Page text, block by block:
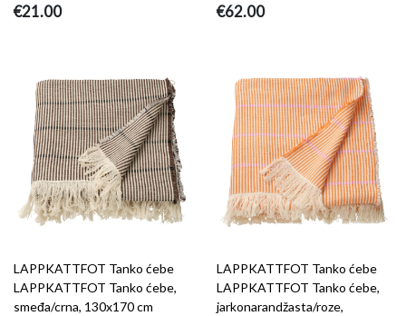
€21.00 €62.00
LAPPKATTFOT Tanko ćebe
LAPPKATTFOT Tanko ćebe,
smeđa/crna, 130x170 cm
LAPPKATTFOT Tanko ćebe
LAPPKATTFOT Tanko ćebe,
jarkonarandžasta/roze,